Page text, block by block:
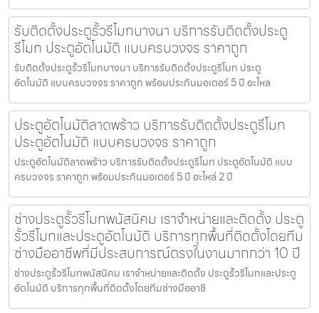
รับติดตั้งประตูรั้วรีโมทบางนา บริการรับติดตั้งประตู
รีโมท ประตูอัตโนมัติ แบบครบวงจร ราคาถูก
รับติดตั้งประตูรั้วรีโมทบางนา บริการรับติดตั้งประตูรีโมท ประตู
อัตโนมัติ แบบครบวงจร ราคาถูก พร้อมประกันมอเตอร์ 5 ปี อะไหล
ประตูอัตโนมัติลาดพร้าว บริการรับติดตั้งประตูรีโมท
ประตูอัตโนมัติ แบบครบวงจร ราคาถูก
ประตูอัตโนมัติลาดพร้าว บริการรับติดตั้งประตูรีโมท ประตูอัตโนมัติ แบบ
ครบวงจร ราคาถูก พร้อมประกันมอเตอร์ 5 ปี อะไหล่ 2 ปี
ช่างประตูรั้วรีโมทพนัสนิคม เราจำหน่ายและติดตั้ง ประตู
รั้วรีโมทและประตูอัตโนมัติ บริการทุกพื้นที่ติดตั้งโดยทีม
ช่างมืออาชีพที่มีประสบการณ์ตรงในงานมากกว่า 10 ปี
ช่างประตูรั้วรีโมทพนัสนิคม เราจำหน่ายและติดตั้ง ประตูรั้วรีโมทและประตู
อัตโนมัติ บริการทุกพื้นที่ติดตั้งโดยทีมช่างมืออาชี